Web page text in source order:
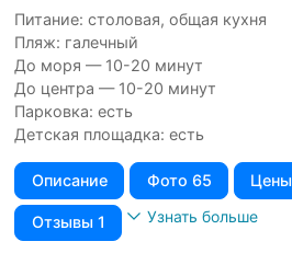
Питание: столовая, общая кухня
Пляж: галечный
До моря — 10-20 минут
До центра — 10-20 минут
Парковка: есть
Детская площадка: есть
Описание Фото 65 Цены
Отзывы 1 Узнать больше